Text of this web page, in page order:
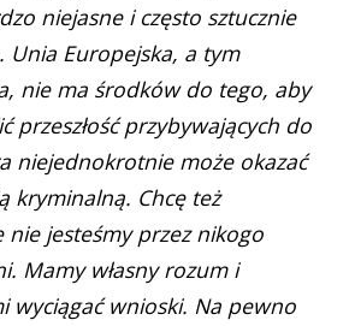
niejasne i często sztucznie
Unia Europejska, a tym
nie ma środków do tego, aby
przeszłość przybywających do
niejednokrotnie może okazać
kryminalną. Chcę też
nie jesteśmy przez nikogo
Mamy własny rozum i
wyciągać wnioski. Na pewno